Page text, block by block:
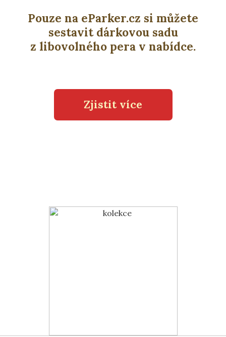
Pouze na eParker.cz si můžete
sestavit dárkovou sadu
z libovolného pera v nabídce.
Zjistit více